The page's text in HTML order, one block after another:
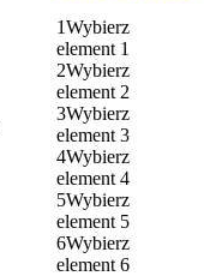
1Wybierz
element 1
2Wybierz
element 2
3Wybierz
element 3
4Wybierz
element 4
5Wybierz
element 5
6Wybierz
element 6